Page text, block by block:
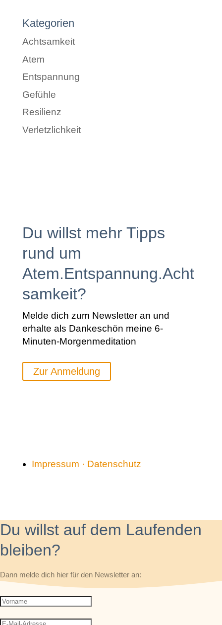
Kategorien
Achtsamkeit
Atem
Entspannung
Gefühle
Resilienz
Verletzlichkeit
Du willst mehr Tipps
rund um
Atem.Entspannung.Acht
samkeit?
Melde dich zum Newsletter an und
erhalte als Dankeschön meine 6-
Minuten-Morgenmeditation
Zur Anmeldung
Impressum · Datenschutz
Du willst auf dem Laufenden
bleiben?
Dann melde dich hier für den Newsletter an: